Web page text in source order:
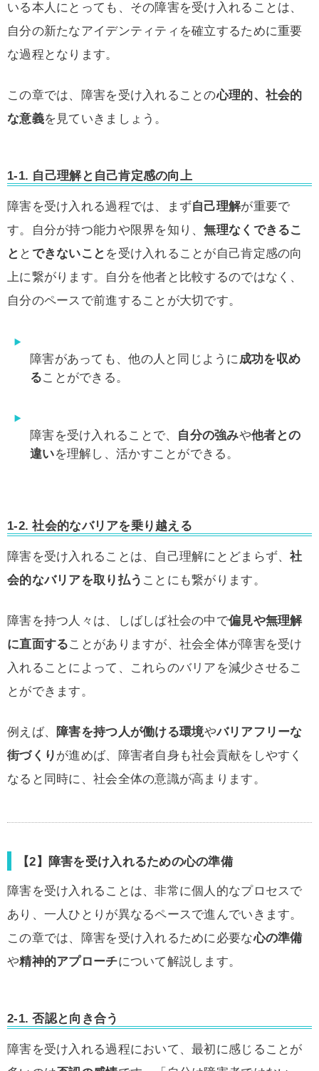
いる本人にとっても、その障害を受け入れることは、
自分の新たなアイデンティティを確立するために重要
な過程となります。
この章では、障害を受け入れることの心理的、社会的
な意義を見ていきましょう。
1-1. 自己理解と自己肯定感の向上
障害を受け入れる過程では、まず自己理解が重要で
す。自分が持つ能力や限界を知り、無理なくできるこ
と と できないこと を受け入れることが自己肯定感の向
上に繋がります。自分を他者と比較するのではなく、
自分のペースで前進することが大切です。
障害があっても、他の人と同じように成功を収め
ることができる。
障害を受け入れることで、 自分の強みや他者との
違いを理解し、活かすことができる。
1-2. 社会的なバリアを乗り越える
障害を受け入れることは、自己理解にとどまらず、社
会的なバリアを取り払う ことにも繋がります。
障害を持つ人々は、しばしば社会の中で偏見や無理解
に直面することがありますが、社会全体が障害を受け
入れることによって、これらのバリアを減少させるこ
とができます。
例えば、 障害を持つ人が働ける環境やバリアフリーな
街づくり が進めば、障害者自身も社会貢献をしやすく
なると同時に、社会全体の意識が高まります。
【2】障害を受け入れるための心の準備
障害を受け入れることは、非常に個人的なプロセスで
あり、一人ひとりが異なるペースで進んでいきます。
この章では、障害を受け入れるために必要な心の準備
や精神的アプローチについて解説します。
2-1. 否認と向き合う
障害を受け入れる過程において、最初に感じることが